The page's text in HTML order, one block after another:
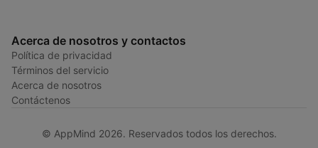
Acerca de nosotros y contactos
Política de privacidad
Términos del servicio
Acerca de nosotros
Contáctenos
© AppMind 2026. Reservados todos los derechos.